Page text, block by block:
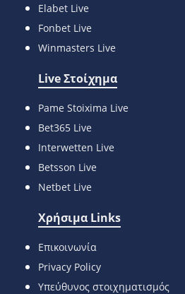
Elabet Live
Fonbet Live
Winmasters Live
Live Στοίχημα
Pame Stoixima Live
Bet365 Live
Interwetten Live
Betsson Live
Netbet Live
Χρήσιμα Links
Επικοινωνία
Privacy Policy
Υπεύθυνος στοιχηματισμός